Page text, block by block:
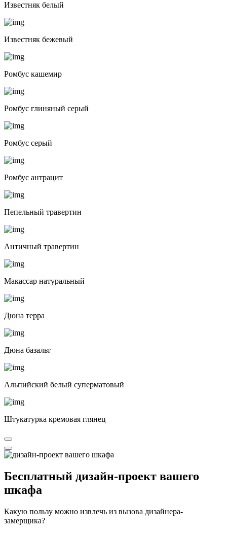
Известняк белый
Известняк бежевый
Ромбус кашемир
Ромбус глиняный серый
Ромбус серый
Ромбус антрацит
Пепельный травертин
Античный травертин
Макассар натуральный
Дюна терра
Дюна базальт
Альпийский белый суперматовый
Штукатурка кремовая глянец
Бесплатный дизайн-проект вашего
шкафа
Какую пользу можно извлечь из вызова дизайнера-
замерщика?